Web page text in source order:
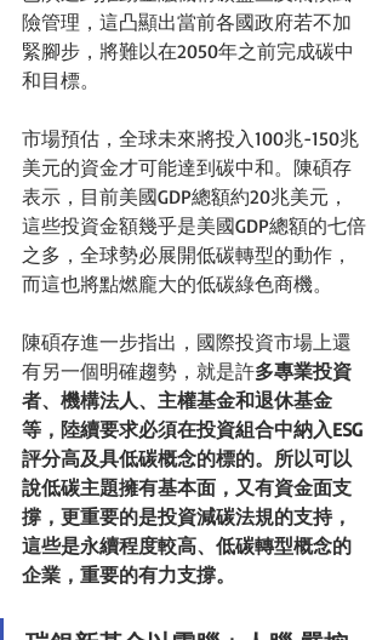
險管理，這凸顯出當前各國政府若不加
緊腳步，將難以在2050年之前完成碳中
和目標。
市場預估，全球未來將投入100兆-150兆
美元的資金才可能達到碳中和。陳碩存
表示，目前美國GDP總額約20兆美元，
這些投資金額幾乎是美國GDP總額的七倍
之多，全球勢必展開低碳轉型的動作，
而這也將點燃龐大的低碳綠色商機。
陳碩存進一步指出，國際投資市場上還
有另一個明確趨勢，就是許多專業投資
者、機構法人、主權基金和退休基金
等，陸續要求必須在投資組合中納入ESG
評分高及具低碳概念的標的。所以可以
說低碳主題擁有基本面，又有資金面支
撐，更重要的是投資減碳法規的支持，
這些是永續程度較高、低碳轉型概念的
企業，重要的有力支撐。